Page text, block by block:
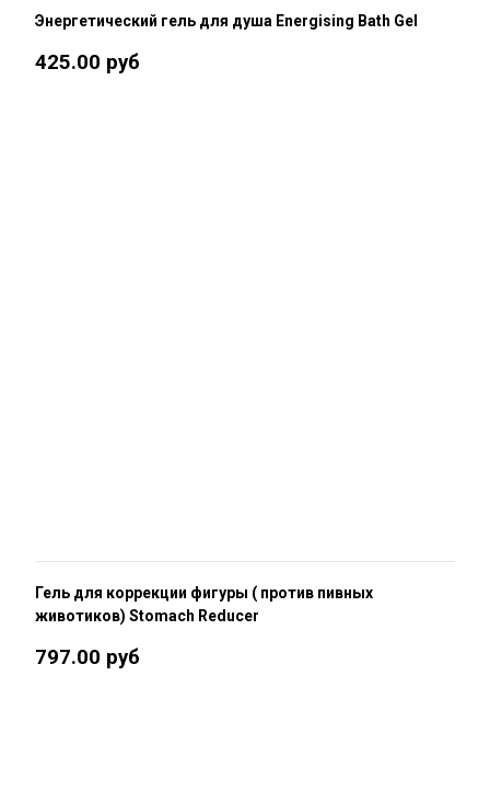
Энергетический гель для душа Energising Bath Gel
425.00 руб
Гель для коррекции фигуры ( против пивных
животиков) Stomach Reducer
797.00 руб